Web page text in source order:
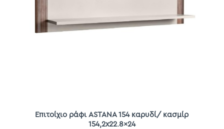
Επιτοίχιο ράφι ASTANA 154 καρυδί/ κασμίρ
154,2x22.8x24